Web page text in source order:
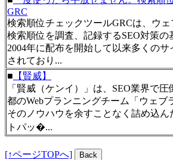
GRC
検索順位チェックツールGRCは、ウ
検索順位を調査、記録するSEO対策の
2004年に配布を開始して以来多くのサ
されており...
■ 【賢威】
「賢威（ケンイ）」は、SEO業界で
都のWebプランニングチーム「ウェブ
そのノウハウを余すことなく詰め込ん
トパッ�...
[↑ページTOPへ]